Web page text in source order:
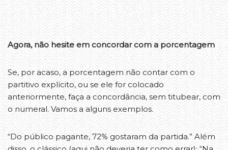
Agora, não hesite em concordar com a porcentagem
Se, por acaso, a porcentagem não contar com o
partitivo explícito, ou se ele for colocado
anteriormente, faça a concordância, sem titubear, com
o numeral. Vamos a alguns exemplos.
“Do público pagante, 72% gostaram da partida.” Além